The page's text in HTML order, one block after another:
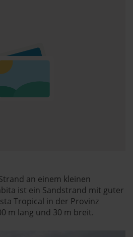
an einem kleinen
ist ein Sandstrand mit guter
Tropical in der Provinz
m lang und 30 m breit.